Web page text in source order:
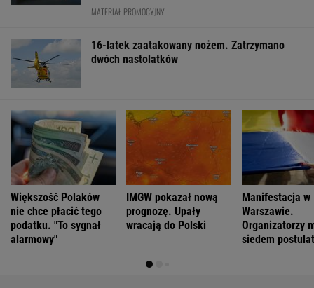
MATERIAŁ PROMOCYJNY
16-latek zaatakowany nożem. Zatrzymano
dwóch nastolatków
Większość Polaków
nie chce płacić tego
podatku. "To sygnał
alarmowy"
IMGW pokazał nową
prognozę. Upały
wracają do Polski
Manifestacja w
Warszawie.
Organizatorzy
siedem